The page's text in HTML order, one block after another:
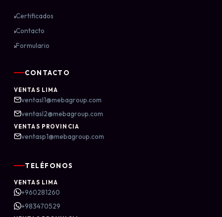
›Certificados
›Contacto
›Formulario
CONTACTO
VENTAS LIMA
ventasl1@mebagroup.com
ventasl2@mebagroup.com
VENTAS PROVINCIA
ventasp1@mebagroup.com
TELÉFONOS
VENTAS LIMA
+960281260
+983470529